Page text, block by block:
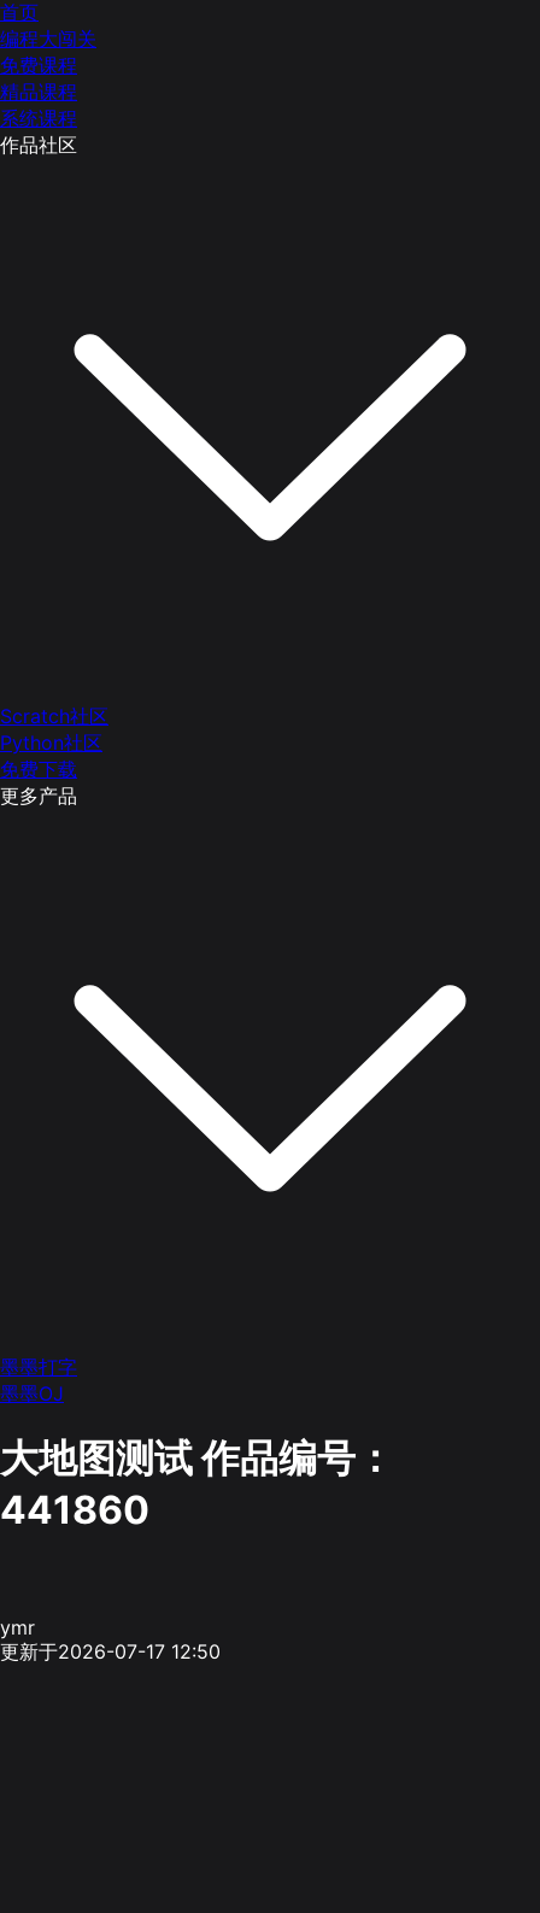
首页
编程大闯关
免费课程
精品课程
系统课程
作品社区
Scratch社区
Python社区
免费下载
更多产品
墨墨打字
墨墨OJ
大地图测试作品编号：
441860
ymr
更新于2026-07-17 12:50